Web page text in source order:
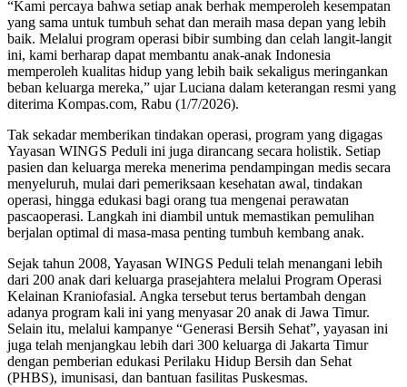
“Kami percaya bahwa setiap anak berhak memperoleh kesempatan
yang sama untuk tumbuh sehat dan meraih masa depan yang lebih
baik. Melalui program operasi bibir sumbing dan celah langit-langit
ini, kami berharap dapat membantu anak-anak Indonesia
memperoleh kualitas hidup yang lebih baik sekaligus meringankan
beban keluarga mereka,” ujar Luciana dalam keterangan resmi yang
diterima Kompas.com, Rabu (1/7/2026).
Tak sekadar memberikan tindakan operasi, program yang digagas
Yayasan WINGS Peduli ini juga dirancang secara holistik. Setiap
pasien dan keluarga mereka menerima pendampingan medis secara
menyeluruh, mulai dari pemeriksaan kesehatan awal, tindakan
operasi, hingga edukasi bagi orang tua mengenai perawatan
pascaoperasi. Langkah ini diambil untuk memastikan pemulihan
berjalan optimal di masa-masa penting tumbuh kembang anak.
Sejak tahun 2008, Yayasan WINGS Peduli telah menangani lebih
dari 200 anak dari keluarga prasejahtera melalui Program Operasi
Kelainan Kraniofasial. Angka tersebut terus bertambah dengan
adanya program kali ini yang menyasar 20 anak di Jawa Timur.
Selain itu, melalui kampanye “Generasi Bersih Sehat”, yayasan ini
juga telah menjangkau lebih dari 300 keluarga di Jakarta Timur
dengan pemberian edukasi Perilaku Hidup Bersih dan Sehat
(PHBS), imunisasi, dan bantuan fasilitas Puskesmas.